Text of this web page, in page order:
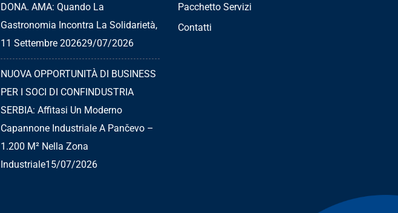
DONA. AMA: Quando La
Gastronomia Incontra La Solidarietà,
11 Settembre 202629/07/2026
NUOVA OPPORTUNITÀ DI BUSINESS
PER I SOCI DI CONFINDUSTRIA
SERBIA: Affitasi Un Moderno
Capannone Industriale A Pančevo –
1.200 M² Nella Zona
Industriale15/07/2026
Pacchetto Servizi
Contatti